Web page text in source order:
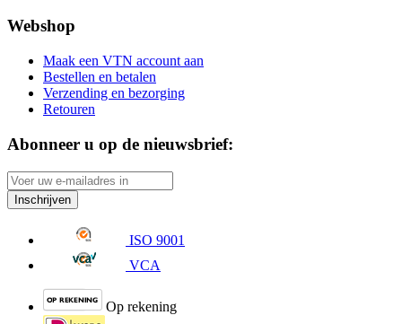
Webshop
Maak een VTN account aan
Bestellen en betalen
Verzending en bezorging
Retouren
Abonneer u op de nieuwsbrief:
Inschrijven
ISO 9001
VCA
Op rekening